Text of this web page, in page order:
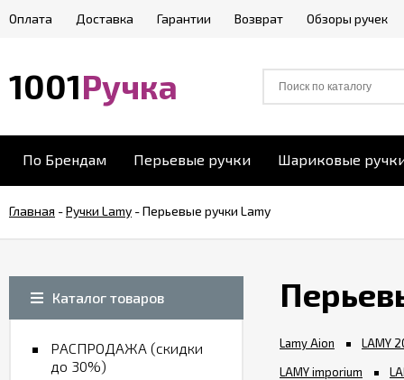
Оплата Доставка Гарантии Возврат Обзоры ручек
1001Ручка
По Брендам Перьевые ручки Шариковые
Главная -Ручки Lamy -Перьевые ручки Lamy
Lamy Aion
LAMY
LAMY imporium
Каталог товаров
РАСПРОДАЖА (скидки
до 30%)